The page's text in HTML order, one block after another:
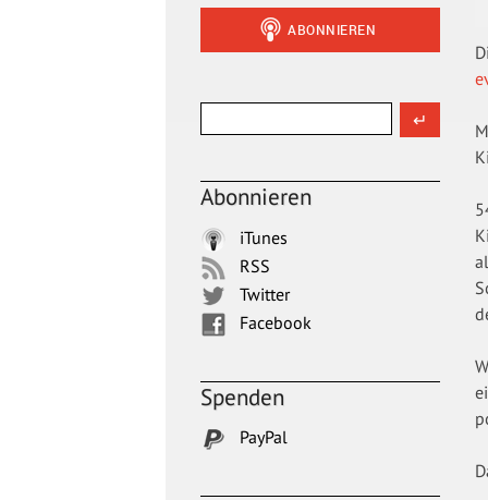
Abonnieren
iTunes
RSS
Twitter
Facebook
Spenden
PayPal